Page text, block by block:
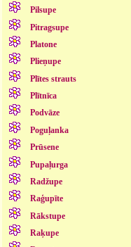
Pilsupe
Pitragsupe
Platone
Plieņupe
Plītes strauts
Plītnīca
Podvāze
Poguļanka
Prūsene
Pupaļurga
Radžupe
Raģupīte
Rākstupe
Raķupe